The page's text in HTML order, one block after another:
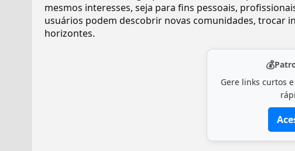
mesmos interesses, seja para fins pessoais,
usuários podem descobrir novas comunidades, trocar
horizontes.
💰
Gere links curtos